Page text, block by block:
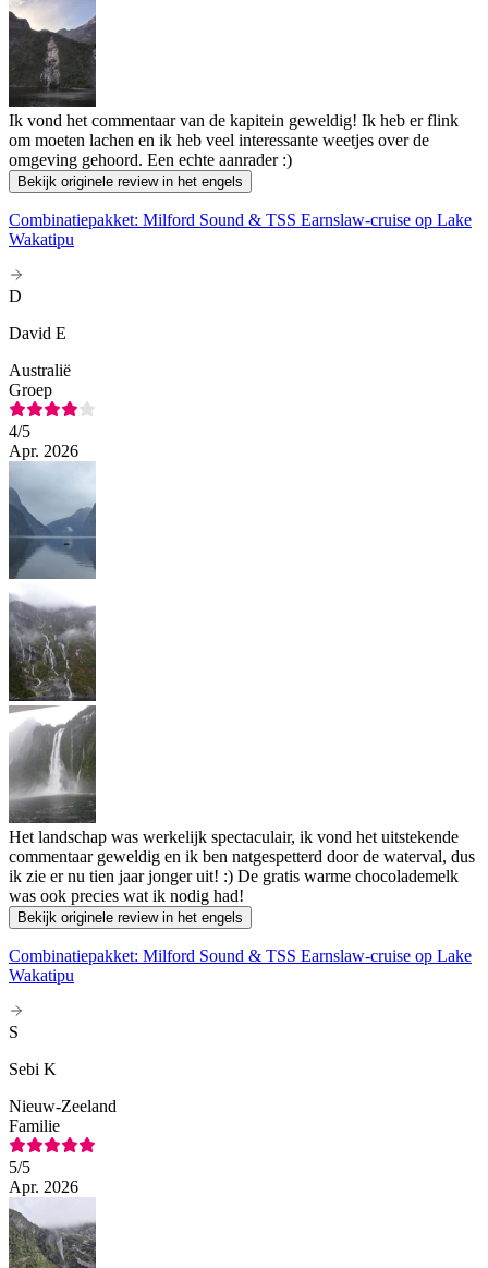
Ik vond het commentaar van de kapitein geweldig! Ik heb er flink
om moeten lachen en ik heb veel interessante weetjes over de
omgeving gehoord. Een echte aanrader :)
Bekijk originele review in het engels
Combinatiepakket: Milford Sound & TSS Earnslaw-cruise op Lake
Wakatipu
D
David E
Australië
Groep
4/5
Apr. 2026
Het landschap was werkelijk spectaculair, ik vond het uitstekende
commentaar geweldig en ik ben natgespetterd door de waterval, dus
ik zie er nu tien jaar jonger uit! :) De gratis warme chocolademelk
was ook precies wat ik nodig had!
Bekijk originele review in het engels
Combinatiepakket: Milford Sound & TSS Earnslaw-cruise op Lake
Wakatipu
S
Sebi K
Nieuw-Zeeland
Familie
5/5
Apr. 2026